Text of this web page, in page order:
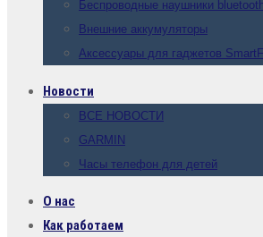
Беспроводные наушники bluetooth
Внешние аккумуляторы
Аксессуары для гаджетов
Новости
ВСЕ НОВОСТИ
GARMIN
Часы телефон для детей
О нас
Как работаем